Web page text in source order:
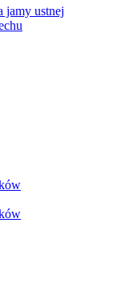
jamy ustnej